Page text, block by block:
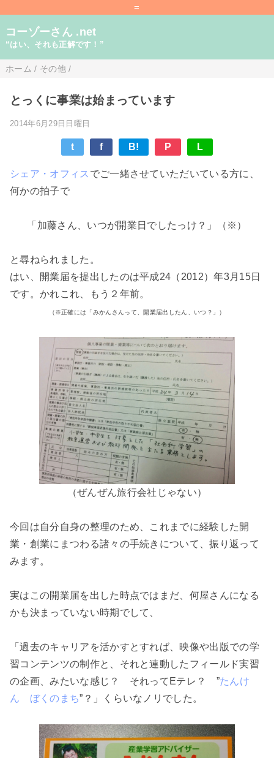
=
コーゾーさん .net
“はい、それも正解です！”
ホーム / その他/
とっくに事業は始まっています
2014年6月29日日曜日
t f B! P L
シェア・オフィス でご一緒させていただいている方に、
何かの拍子で
「加藤さん、いつが開業日でしたっけ？」（※）
と尋ねられました。
はい、開業届を提出したのは平成24（2012）年3月15日
です。かれこれ、もう２年前。
（※正確には「みかんさんって、開業届出したん、いつ？」）
（ぜんぜん旅行会社じゃない）
今回は自分自身の整理のため、これまでに経験した開
業・創業にまつわる諸々の手続きについて、振り返って
みます。
実はこの開業届を出した時点ではまだ、何屋さんになる
かも決まっていない時期でして、
「過去のキャリアを活かすとすれば、映像や出版での学
習コンテンツの制作と、それと連動したフィールド実習
の企画、みたいな感じ？ それってEテレ？ ”たんけ
ん ぼくのまち”？」くらいなノリでした。